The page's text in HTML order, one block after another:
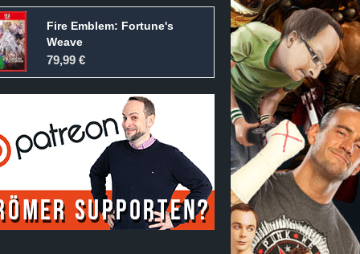
Fire Emblem: Fortune's
Weave
79,99 €